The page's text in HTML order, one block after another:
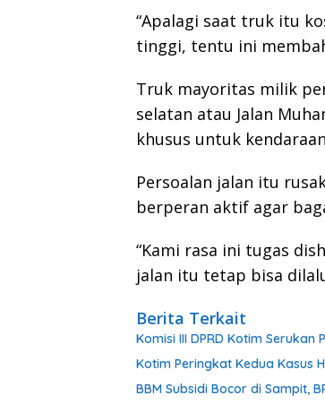
“Apalagi saat truk itu
tinggi, tentu ini
Truk mayoritas milik
selatan atau Jalan
khusus untuk
Persoalan jalan itu
berperan aktif agar
“Kami rasa ini tugas
jalan itu tetap bisa
Berita Terkait
Komisi III DPRD Kotim
Kotim Peringkat Kedua Kasus
BBM Subsidi Bocor di Sampit,